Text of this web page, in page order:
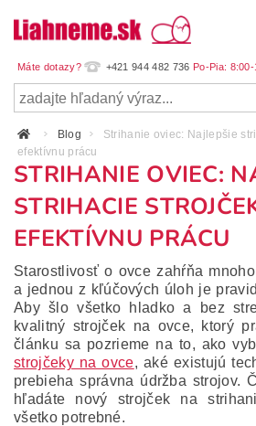
+421 944 482 736
Blog
Strihanie oviec: Najlepšie
efektívnu prácu
STRIHANIE OVIEC:
STRIHACIE
EFEKTÍVNU PRÁCU
Starostlivosť o ovce zahŕňa
a jednou z kľúčových úloh je
Aby šlo všetko hladko a bez
kvalitný strojček na ovce, ktorý
článku sa pozrieme na to, ako
strojčeky na ovce, aké existujú
prebieha správna údržba strojov.
hľadáte nový strojček na
všetko potrebné.